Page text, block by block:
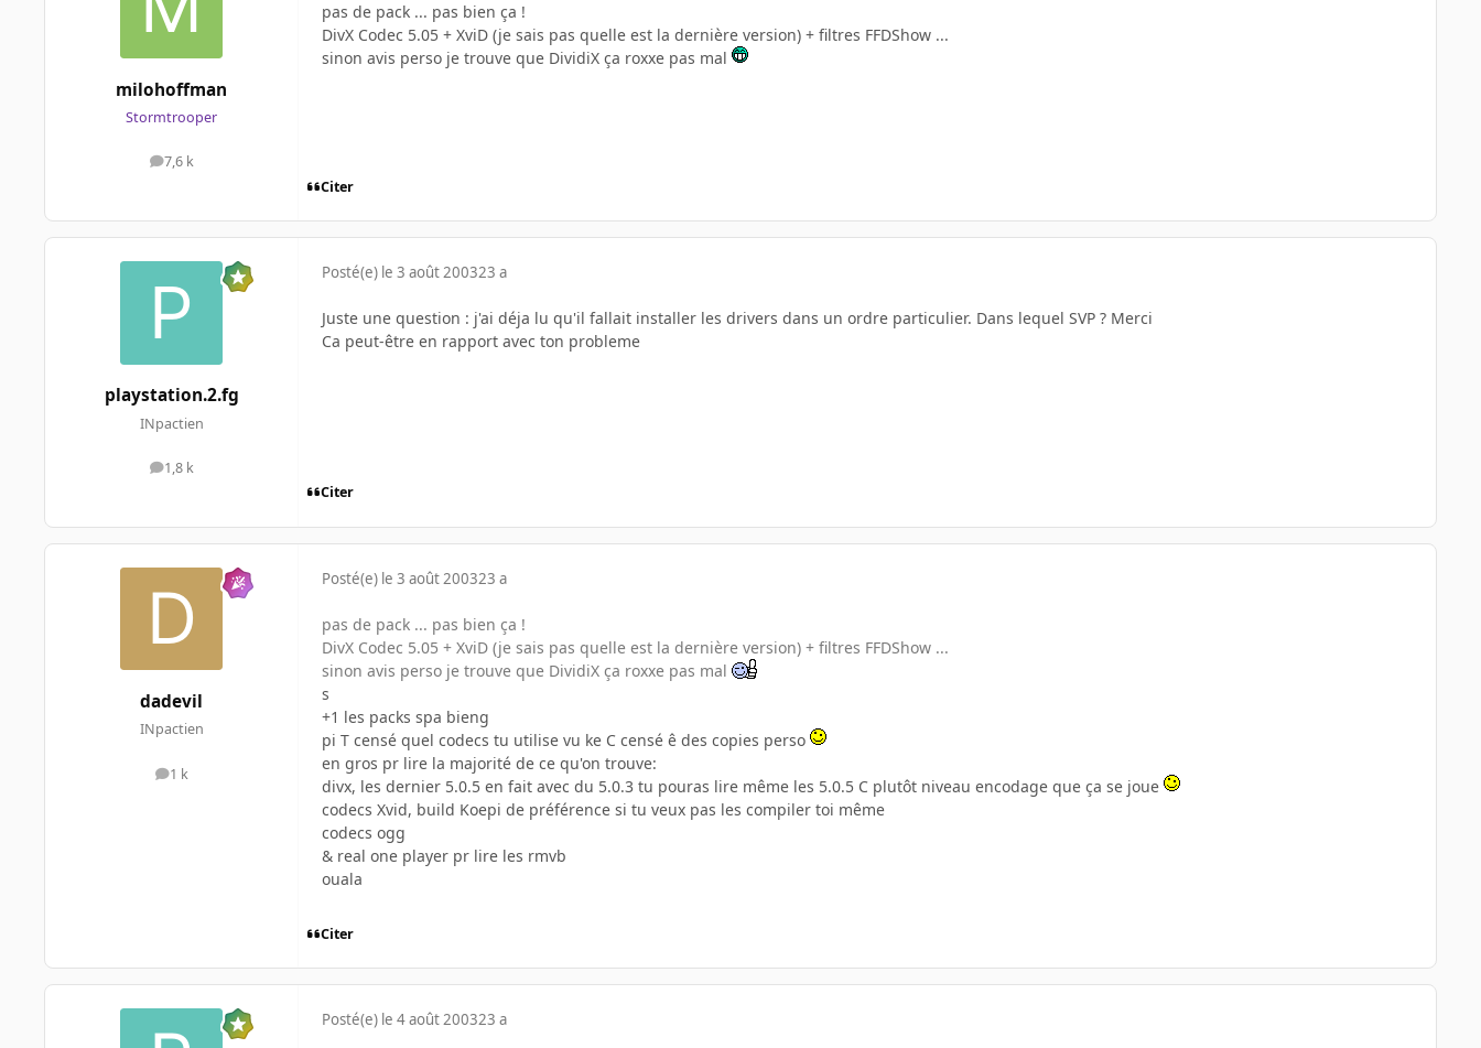
milohoffman
Stormtrooper
7,6 k
messages
pas de pack ... pas bien ça !
DivX Codec 5.05 + XviD (je sais pas quelle est la dernière version) + filtres FFDShow ...
sinon avis perso je trouve que DividiX ça roxxe pas mal
Citer
playstation.2.fg
INpactien
1,8 k
messages
Posté(e) le 3 août 200323 a
Juste une question : j'ai déja lu qu'il fallait installer les drivers dans un ordre particulier. Dans lequel SVP ? Merci
Ca peut-être en rapport avec ton probleme
Citer
dadevil
INpactien
1 k
messages
Posté(e) le 3 août 200323 a
pas de pack ... pas bien ça !
DivX Codec 5.05 + XviD (je sais pas quelle est la dernière version) + filtres FFDShow ...
sinon avis perso je trouve que DividiX ça roxxe pas mal
s
+1 les packs spa bieng
pi T censé quel codecs tu utilise vu ke C censé ê des copies perso
en gros pr lire la majorité de ce qu'on trouve:
divx, les dernier 5.0.5 en fait avec du 5.0.3 tu pouras lire même les 5.0.5 C plutôt niveau encodage que ça se joue
codecs Xvid, build Koepi de préférence si tu veux pas les compiler toi même
codecs ogg
& real one player pr lire les rmvb
ouala
Citer
Posté(e) le 4 août 200323 a